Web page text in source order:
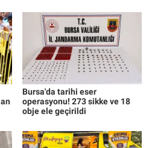
Bursa'da tarihi eser
operasyonu! 273 sikke ve 18
obje ele geçirildi